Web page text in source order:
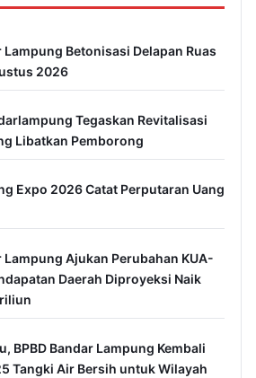
Lampung Betonisasi Delapan Ruas
2026
Tegaskan Revitalisasi
Libatkan Pemborong
Expo 2026 Catat Perputaran Uang
Lampung Ajukan Perubahan KUA-
Daerah Diproyeksi Naik
BPBD Bandar Lampung Kembali
Tangki Air Bersih untuk Wilayah